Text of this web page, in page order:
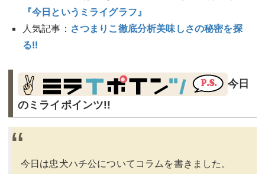
『今日というミライグラフ』
人気記事： さつまりこ徹底分析美味しさの秘密を探
る!!
今日
のミライポインツ!!︎
今日は忠犬ハチ公についてコラムを書きました。